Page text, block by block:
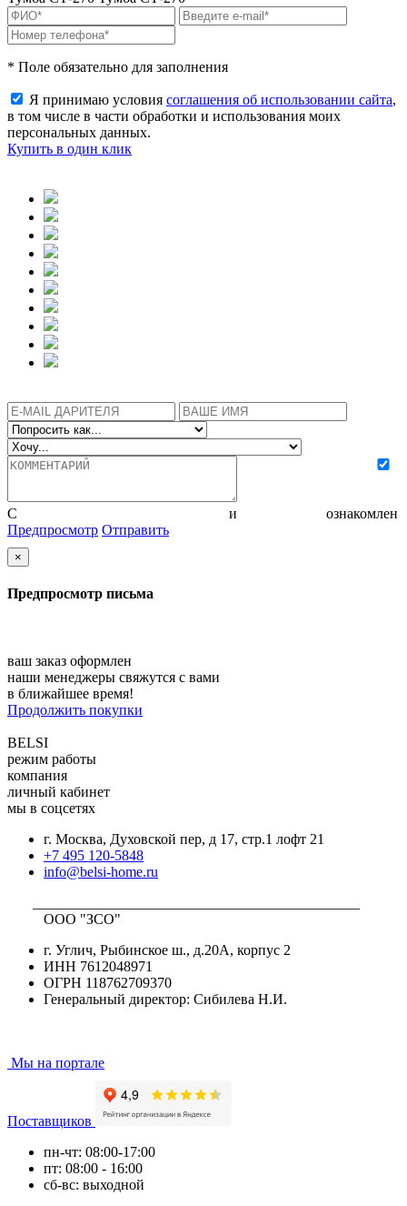
* Поле обязательно для заполнения
Я принимаю условия соглашения об использовании сайта,
в том числе в части обработки и использования моих
персональных данных.
Купить в один клик
С и
ознакомлен
Предпросмотр Отправить
×
Предпросмотр письма
ваш заказ оформлен
наши менеджеры свяжутся с вами
в ближайшее время!
Продолжить покупки
BELSI
режим работы
компания
личный кабинет
мы в соцсетях
г. Москва, Духовской пер, д 17, стр.1 лофт 21
+7 495 120-5848
info@belsi-home.ru
ООО "ЗСО"
г. Углич, Рыбинское ш., д.20А, корпус 2
ИНН 7612048971
ОГРН 118762709370
Генеральный директор: Сибилева Н.И.
Мы на портале
Поставщиков
пн-чт: 08:00-17:00
пт: 08:00 - 16:00
сб-вс: выходной